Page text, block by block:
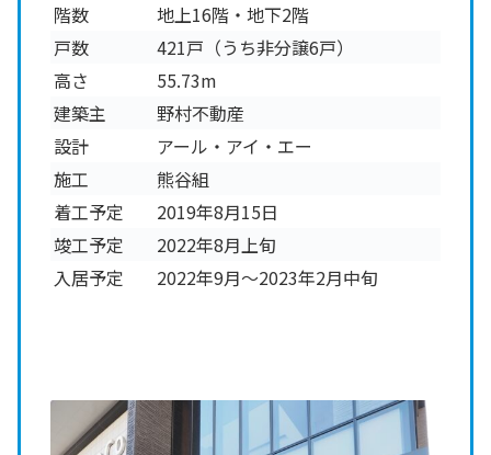
階数
地上16階・地下2階
戸数
421戸（うち非分譲6戸）
高さ
55.73m
建築主
野村不動産
設計
アール・アイ・エー
施工
熊谷組
着工予定
2019年8月15日
竣工予定
2022年8月上旬
入居予定
2022年9月～2023年2月中旬